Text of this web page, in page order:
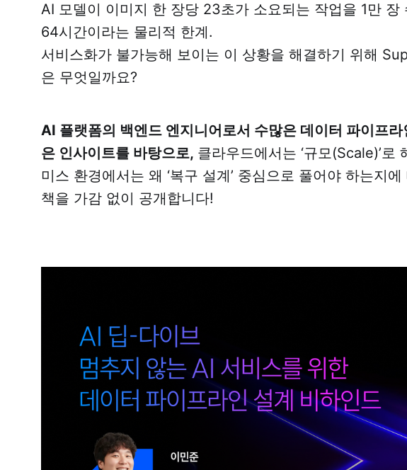
AI 모델이 이미지 한 장당 23초가 소요되는 작업을 1만 장
64시간이라는 물리적 한계.
서비스화가 불가능해 보이는 이 상황을 해결하기 위해
은 무엇일까요?
AI 플랫폼의 백엔드 엔지니어로서 수많은 데이터 파이프
은 인사이트를 바탕으로, 클라우드에서는 ‘규모(Scale)’로
미스 환경에서는 왜 ‘복구 설계’ 중심으로 풀어야 하는지
책을 가감 없이 공개합니다!